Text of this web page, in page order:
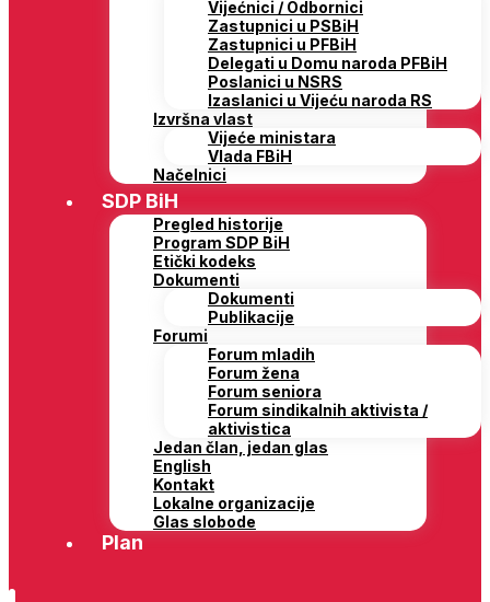
Vijećnici / Odbornici
Zastupnici u PSBiH
Zastupnici u PFBiH
Delegati u Domu naroda PFBiH
Poslanici u NSRS
Izaslanici u Vijeću naroda RS
Izvršna vlast
Vijeće ministara
Vlada FBiH
Načelnici
SDP BiH
Pregled historije
Program SDP BiH
Etički kodeks
Dokumenti
Dokumenti
Publikacije
Forumi
Forum mladih
Forum žena
Forum seniora
Forum sindikalnih aktivista /
aktivistica
Jedan član, jedan glas
English
Kontakt
Lokalne organizacije
Glas slobode
Plan